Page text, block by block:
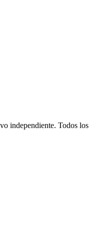
independiente. Todos los